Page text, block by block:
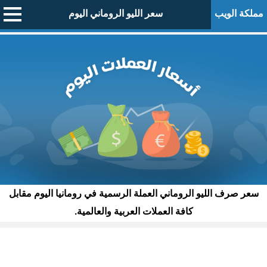
مملكة الويب سعر الليو الروماني اليوم
سعر صرف الليو الروماني العملة الرسمية في رومانيا اليوم مقابل
كافة العملات العربية والعالمية.